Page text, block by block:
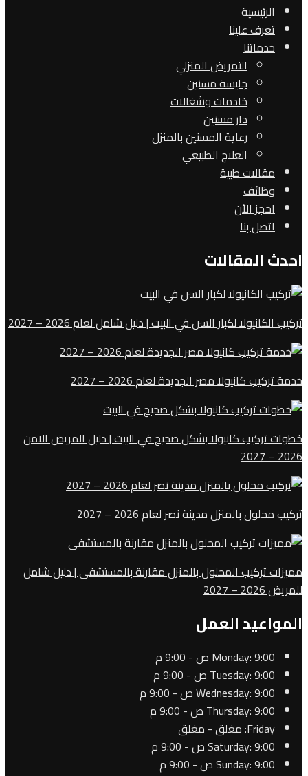
الرئيسية
تعرف علينا
خدماتنا
التمريض المنزلي
جليسة مسنين
خادمات وشغالات
دار مسنين
رعاية المسنين بالمنزل
العلاج الطبيعي
مقالات طبية
وظائف
احجز الأن
اتصل بنا
احدث المقالات
تركيب الكانيولا لكبار السن في البيت | دليل شامل لعام 2026 – 2027
خدمة تركيب كانيولا مصر الجديدة لعام 2026 – 2027
خطوات تركيب كانيولا بشكل صحيح في البيت | دليل المريض الآمن
2026 – 2027
تركيب محلول بالمنزل مدينة نصر لعام 2026 – 2027
مميزات تركيب المحلول بالمنزل مقارنة بالمستشفى | دليل شامل
للمريض 2026 – 2027
المواعيد العمل
Monday:9:00 ص - 9:00 م
Tuesday:9:00 ص - 9:00 م
Wednesday:9:00 ص - 9:00 م
Thursday:9:00 ص - 9:00 م
Friday: مغلق - مغلق
Saturday:9:00 ص - 9:00 م
Sunday:9:00 ص - 9:00 م